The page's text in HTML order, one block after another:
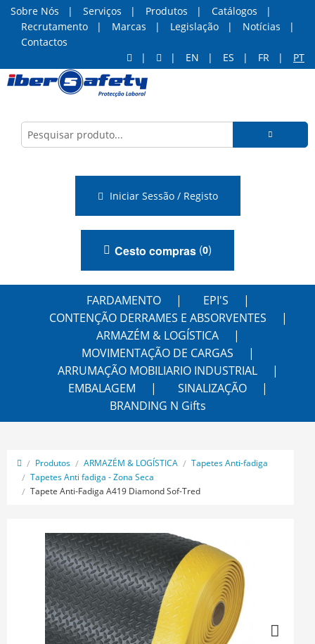
Sobre Nós Serviços Produtos
Catálogos
Recrutamento
Marcas Legislação
Notícias
Contactos
EN
ES FR PT
Iniciar Sessão / Registo
Cesto compras (0)
FARDAMENTO
EPI'S
CONTENÇÃO DERRAMES E ABSORVENTES
ARMAZÉM & LOGÍSTICA
MOVIMENTAÇÃO DE CARGAS
ARRUMAÇÃO MOBILIARIO INDUSTRIAL
EMBALAGEM
SINALIZAÇÃO
BRANDING N Gifts
Produtos ARMAZÉM & LOGÍSTICA
Tapetes Anti-fadiga
Tapetes Anti fadiga - Zona Seca
Tapete Anti-Fadiga A419 Diamond Sof-Tred